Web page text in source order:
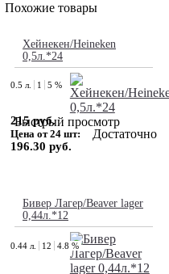
Похожие товары
Хейнекен/Heineken
0,5л.*24
Быстрый просмотр
0.5 л. 1 5 %
215 руб.
Цена от 24 шт:
196.30 руб.
Достаточно
Бивер Лагер/Beaver lager
0,44л.*12
0.44 л. 12 4.8 %